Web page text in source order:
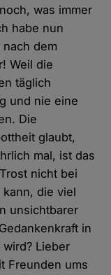
was immer
habe nun
dem
Weil die
täglich
und nie eine
Die
glaubt,
mal, ist das
nicht bei
die viel
unsichtbarer
in
Lieber
Freunden ums